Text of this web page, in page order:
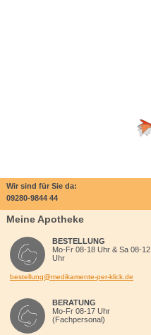
Wir sind für Sie da:
09280-9844 44
Meine Apotheke
BESTELLUNG
Mo-Fr 08-18 Uhr & Sa 08-12
Uhr
bestellung@medikamente-per-klick.de
BERATUNG
Mo-Fr 08-17 Uhr
(Fachpersonal)